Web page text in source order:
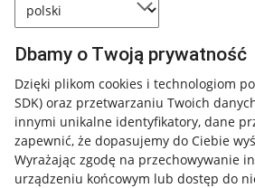
Dbamy o Twoją prywatność
Dzięki plikom cookies i technologiom
SDK) oraz przetwarzaniu Twoich
innymi unikalne identyfikatory, dane
zapewnić, że dopasujemy do Ciebie
Wyrażając zgodę na przechowywanie
urządzeniu końcowym lub dostęp do